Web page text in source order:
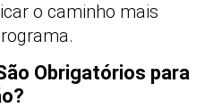
o caminho mais
Obrigatórios para